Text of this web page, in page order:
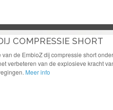
COMPRESSIE SHORT
van de EmbioZ dij compressie short
verbeteren van de explosieve kracht
Meer info